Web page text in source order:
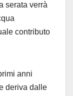
serata verrà
contributo
anni
deriva dalle